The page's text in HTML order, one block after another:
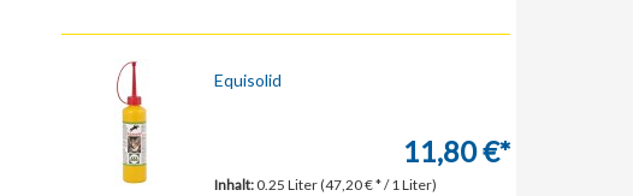
Equisolid
11,80 €*
Inhalt: 0.25 Liter (47,20 € * / 1 Liter)